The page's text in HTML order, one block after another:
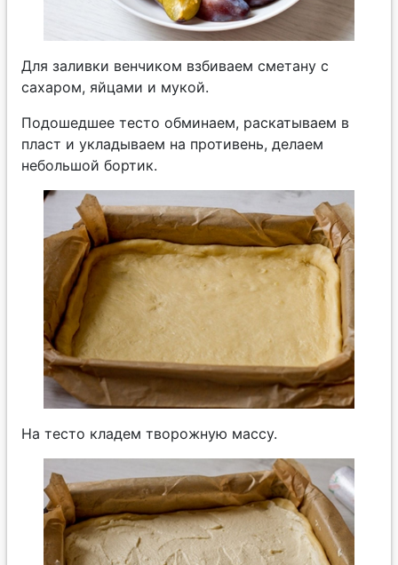
Для заливки венчиком взбиваем сметану с
сахаром, яйцами и мукой.
Подошедшее тесто обминаем, раскатываем в
пласт и укладываем на противень, делаем
небольшой бортик.
На тесто кладем творожную массу.